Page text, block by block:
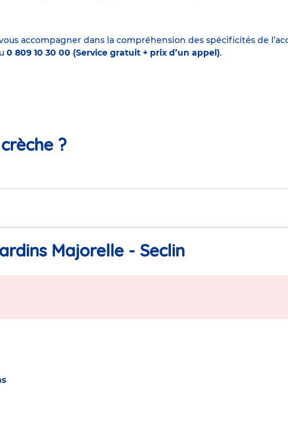
accompagner dans la compréhension des spécificités de
0 809 10 30 00 (Service gratuit + prix d’un appel).
?
Majorelle - Seclin